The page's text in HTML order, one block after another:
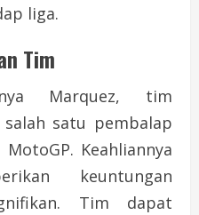
liga.
Tim
Marquez, tim
satu pembalap
Keahliannya
keuntungan
Tim dapat